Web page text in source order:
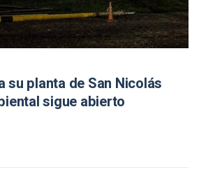
su planta de San Nicolás
sigue abierto